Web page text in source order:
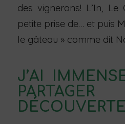
des vignerons! L’In, Le
petite prise de… et puis
le gâteau » comme dit
J’AI